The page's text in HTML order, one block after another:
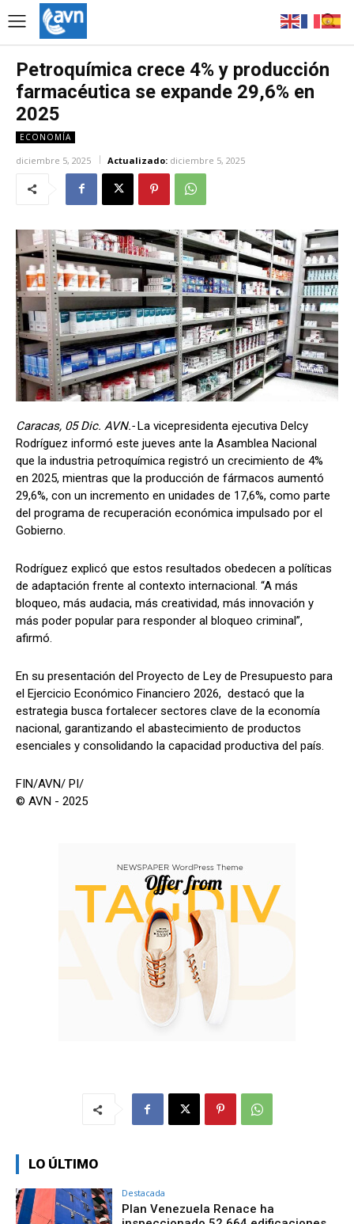
Petroquímica crece 4% y producción
farmacéutica se expande 29,6% en
2025
ECONOMÍA
diciembre 5, 2025 Actualizado: diciembre 5, 2025
Caracas, 05 Dic. AVN.-La vicepresidenta ejecutiva Delcy
Rodríguez informó este jueves ante la Asamblea Nacional
que la industria petroquímica registró un crecimiento de 4%
en 2025, mientras que la producción de fármacos aumentó
29,6%, con un incremento en unidades de 17,6%, como parte
del programa de recuperación económica impulsado por el
Gobierno.
Rodríguez explicó que estos resultados obedecen a políticas
de adaptación frente al contexto internacional. “A más
bloqueo, más audacia, más creatividad, más innovación y
más poder popular para responder al bloqueo criminal”,
afirmó.
En su presentación del Proyecto de Ley de Presupuesto para
el Ejercicio Económico Financiero 2026, destacó que la
estrategia busca fortalecer sectores clave de la economía
nacional, garantizando el abastecimiento de productos
esenciales y consolidando la capacidad productiva del país.
FIN/AVN/ PI/
© AVN - 2025
LO ÚLTIMO
Destacada
Plan Venezuela Renace ha